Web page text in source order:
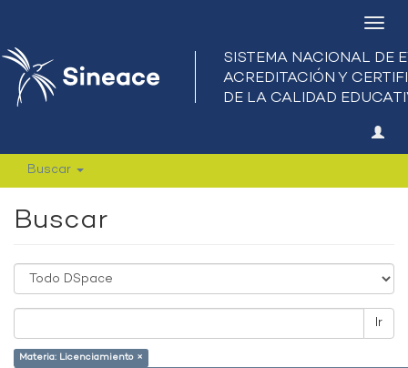
Buscar
Buscar
Ir
Materia: Licenciamiento ×